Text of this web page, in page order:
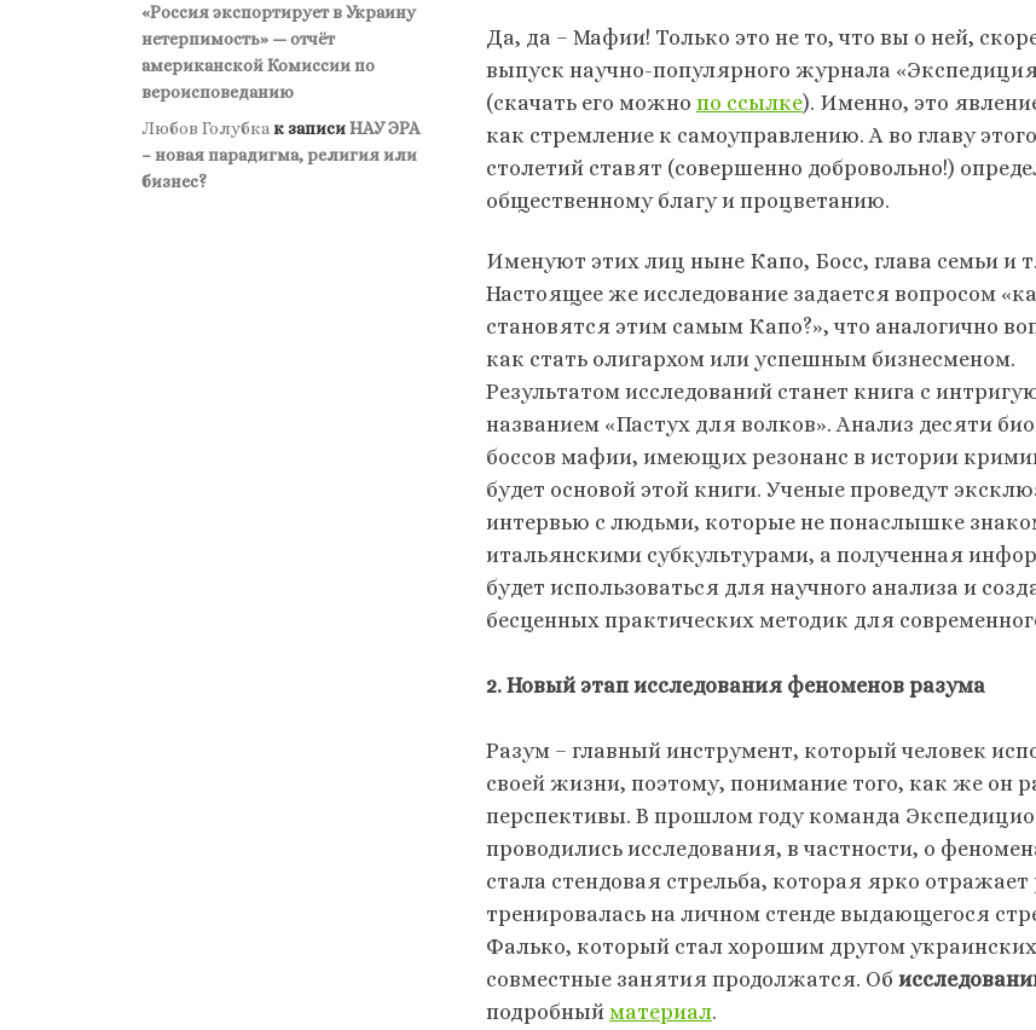
Да, да – Мафии! Только это не то, что вы о ней,
выпуск научно-популярного журнала
(скачать его можно по ссылке). Именно, это
как стремление к самоуправлению. А во главу
столетий ставят (совершенно добровольно!)
общественному благу и процветанию.
Именуют этих лиц ныне Капо, Босс, глава семьи и
Настоящее же исследование задается вопросом
становятся этим самым Капо?», что аналогично
как стать олигархом или успешным бизнесменом.
Результатом исследований станет книга с
названием «Пастух для волков». Анализ десяти
боссов мафии, имеющих резонанс в истории
будет основой этой книги. Ученые проведут
интервью с людьми, которые не понаслышке
итальянскими субкультурами, а полученная
будет использоваться для научного анализа и
бесценных практических методик для
2. Новый этап исследования феноменов разума
Разум – главный инструмент, который человек
своей жизни, поэтому, понимание того, как же он
перспективы. В прошлом году команда
проводились исследования, в частности, о
стала стендовая стрельба, которая ярко
тренировалась на личном стенде выдающегося
Фалько, который стал хорошим другом
совместные занятия продолжатся. Об
подробный материал.
«Россия экспортирует в Украину
нетерпимость» — отчёт
американской Комиссии по
вероисповеданию
Любов Голубкак записиНАУ ЭРА
– новая парадигма, религия или
бизнес?